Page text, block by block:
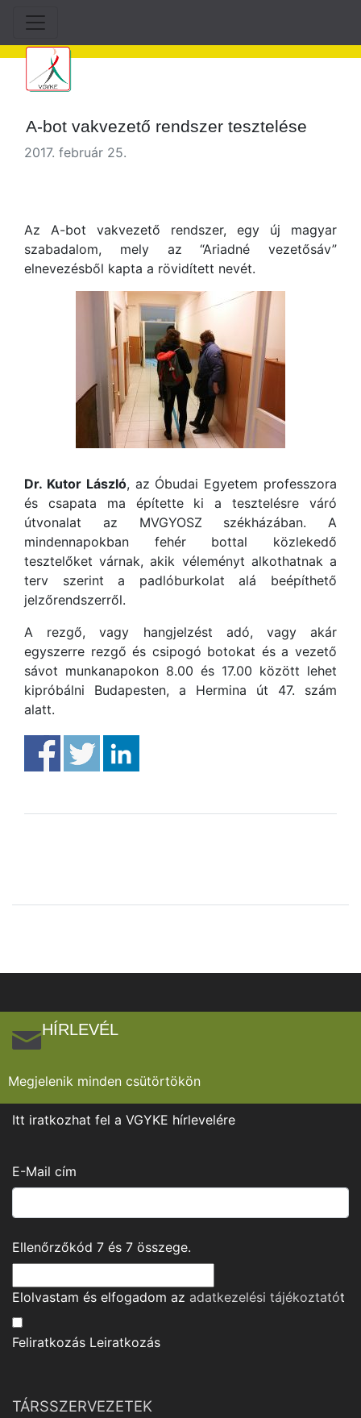
A-bot vakvezető rendszer tesztelése
2017. február 25.
Az A-bot vakvezető rendszer, egy új magyar
szabadalom, mely az “Ariadné vezetősáv”
elnevezésből kapta a rövidített nevét.
Dr. Kutor László, az Óbudai Egyetem professzora
és csapata ma építette ki a tesztelésre váró
útvonalat az MVGYOSZ székházában. A
mindennapokban fehér bottal közlekedő
tesztelőket várnak, akik véleményt alkothatnak a
terv szerint a padlóburkolat alá beépíthető
jelzőrendszerről.
A rezgő, vagy hangjelzést adó, vagy akár
egyszerre rezgő és csipogó botokat és a vezető
sávot munkanapokon 8.00 és 17.00 között lehet
kipróbálni Budapesten, a Hermina út 47. szám
alatt.
HÍRLEVÉL
Megjelenik minden csütörtökön
Itt iratkozhat fel a VGYKE hírlevelére
E-Mail cím
Ellenőrzőkód 7 és 7 összege.
Elolvastam és elfogadom az adatkezelési tájékoztatót
Feliratkozás Leiratkozás
TÁRSSZERVEZETEK